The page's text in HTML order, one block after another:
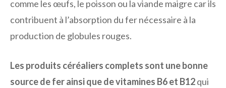
comme les œufs, le poisson ou la viande maigre car ils
contribuent à l’absorption du fer nécessaire à la
production de globules rouges.
Les produits céréaliers complets sont une bonne
source de fer ainsi que de vitamines B6 et B12qui